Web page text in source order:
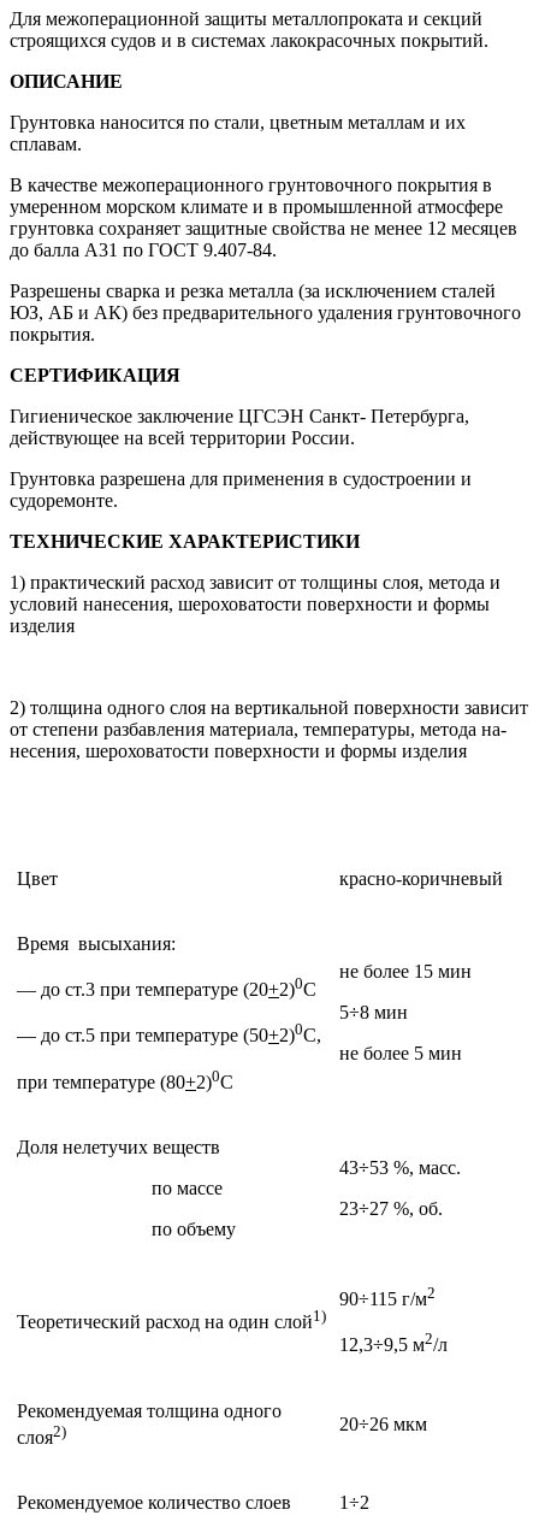
Для межоперационной защиты металлопроката и секций
строящихся судов и в системах лакокрасочных покрытий.
ОПИСАНИЕ
Грунтовка наносится по стали, цветным металлам и их
сплавам.
В качестве межоперационного грунтовочного покрытия в
умеренном морском климате и в промышленной атмосфере
грунтовка сохраняет защитные свойства не менее 12 месяцев
до балла А31 по ГОСТ 9.407-84.
Разрешены сварка и резка металла (за исключением сталей
ЮЗ, АБ и АК) без предварительного удаления грунтовочного
покрытия.
СЕРТИФИКАЦИЯ
Гигиеническое заключение ЦГСЭН Санкт- Петербурга,
действующее на всей территории России.
Грунтовка разрешена для применения в судостроении и
судоремонте.
ТЕХНИЧЕСКИЕ ХАРАКТЕРИСТИКИ
1) практический расход зависит от толщины слоя, метода и
усло­вий нанесения, шероховатости поверхности и формы
изделия
2) толщина одного слоя на вер­тикальной поверхности зависит
от степени разбавления мате­риала, температуры, метода на­
несения, шероховатости поверх­ности и формы изделия
Цвет красно-коричневый
Время высыхания:
— до ст.3 при температуре (20+2)0С
— до ст.5 при температуре (50+2)0С,
при температуре (80+2)0С
не более 15 мин
5÷8 мин
не более 5 мин
Доля нелетучих веществ
по массе
по объему
43÷53 %, масс.
23÷27 %, об.
Теоретический расход на один слой1)
90÷115 г/м2
12,3÷9,5 м2/л
Рекомендуемая толщина одного
слоя2) 20÷26 мкм
Рекомендуемое количество слоев 1÷2